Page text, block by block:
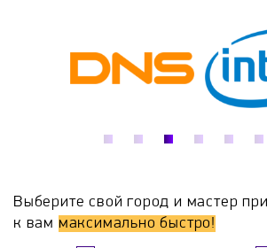
WideTEK Xerox Zebra
Выберите свой город и мастер
к вам максимально быстро!